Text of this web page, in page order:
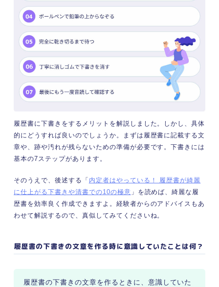
履歴書に下書きをするメリットを解説しました。しかし、具体
的にどうすれば良いのでしょうか。まずは履歴書に記載する文
章や、跡や汚れが残らないための準備が必要です。下書きには
基本の7ステップがあります。
そのうえで、後述する「 内定者はやっている！ 履歴書が綺麗
に仕上がる下書きや清書での10の極意 」を読めば、綺麗な履
歴書を効率良く作成できますよ。経験者からのアドバイスもあ
わせて解説するので、真似してみてくださいね。
履歴書の下書きの文章を作る時に意識していたことは何？
履歴書の下書きの文章を作るときに、意識していた